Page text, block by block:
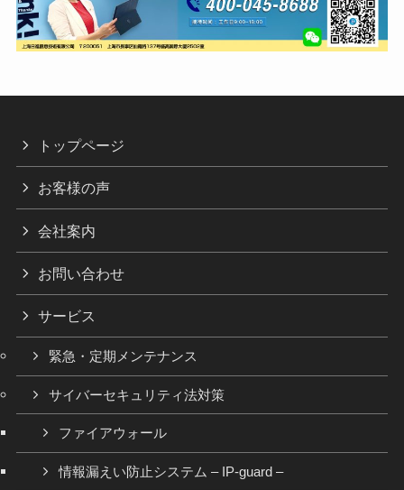
トップページ
お客様の声
会社案内
お問い合わせ
サービス
緊急・定期メンテナンス
サイバーセキュリティ法対策
ファイアウォール
情報漏えい防止システム – IP-guard –